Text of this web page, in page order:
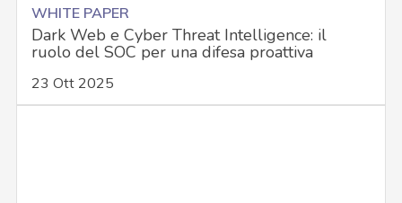
WHITE PAPER
Dark Web e Cyber Threat Intelligence: il
ruolo del SOC per una difesa proattiva
23 Ott 2025